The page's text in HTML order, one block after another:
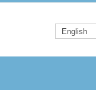
English